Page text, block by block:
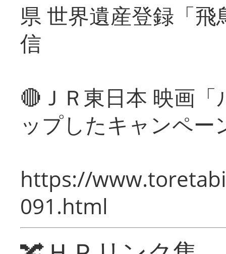
県 世界遺産登録「
信
🔴ＪＲ東日本 映画
ップしたキャンペー
https://
091.html